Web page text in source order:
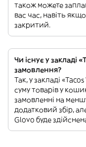
також можете
вас час, навіть
закритий.
Чи існує у закладі
замовлення?
Так, у закладі
суму товарів у
замовленні на
додатковий збір,
Glovo буде